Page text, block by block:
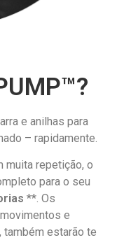
e anilhas para
– rapidamente.
muita repetição, o
para o seu
**. Os
e
estarão te